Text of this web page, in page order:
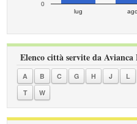
lug ago
0
Elenco città servite da
A B C G H J L
T
W